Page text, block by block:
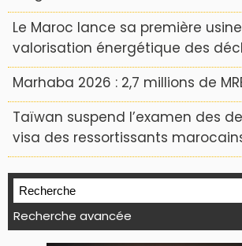
Le Maroc lance sa première
valorisation énergétique des
Marhaba 2026 : 2,7 millions de
Taïwan suspend l’examen des
visa des ressortissants
Recherche avancée